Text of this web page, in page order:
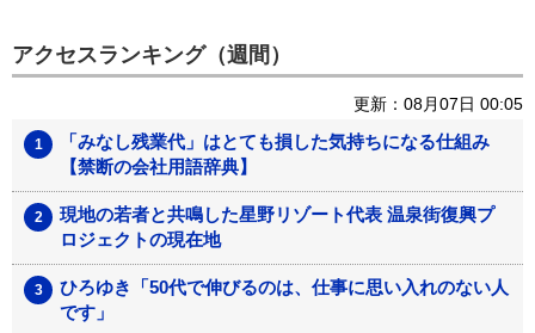
アクセスランキング（週間）
更新：08月07日 00:05
「みなし残業代」はとても損した気持ちになる仕組み
【禁断の会社用語辞典】
現地の若者と共鳴した星野リゾート代表 温泉街復興プ
ロジェクトの現在地
ひろゆき「50代で伸びるのは、仕事に思い入れのない人
です」